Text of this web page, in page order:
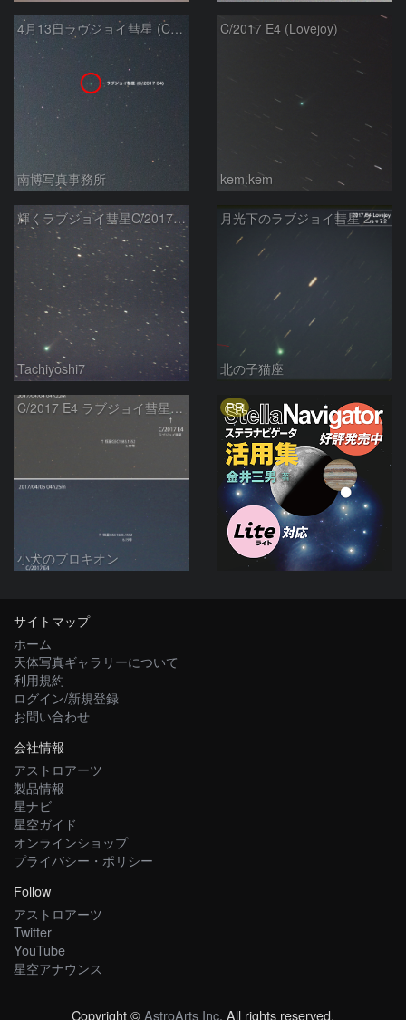
4月13日ラヴジョイ彗星 (C/2017 E4)
南博写真事務所
C/2017 E4 (Lovejoy)
kem.kem
輝くラブジョイ彗星C/2017E4
Tachiyoshi7
月光下のラブジョイ彗星 2017E4 Lovejoy
北の子猫座
C/2017 E4 ラブジョイ彗星の動き
小犬のプロキオン
PR
サイトマップ
ホーム
天体写真ギャラリーについて
利用規約
ログイン/新規登録
お問い合わせ
会社情報
アストロアーツ
製品情報
星ナビ
星空ガイド
オンラインショップ
プライバシー・ポリシー
Follow
アストロアーツ
Twitter
YouTube
星空アナウンス
Copyright ©AstroArts Inc. All rights reserved.